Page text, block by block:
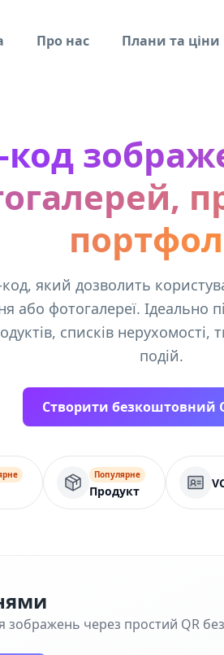
Про нас Плани та ціни
код
код, який дозволить
або фотогалереї. Ідеально
списків нерухомості,
подій.
Створити безкоштовний
Популярне
Продукт
зображень через простий QR